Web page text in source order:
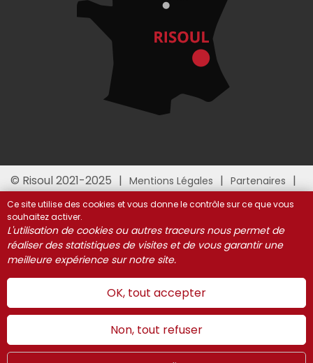
© Risoul 2021-2025 Mentions Légales
Partenaires
Gestion des cookies
Ce site utilise des cookies et vous donne le contrôle sur ce que vous
souhaitez activer.
L'utilisation de cookies ou autres traceurs nous permet de
réaliser des statistiques de visites et de vous garantir une
meilleure expérience sur notre site.
OK, tout accepter
Non, tout refuser